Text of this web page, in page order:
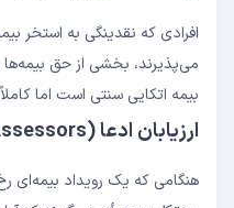
افرادی که نقدینگی به استخر
می‌پذیرند، بخشی از حق
بیمه اتکایی سنتی است اما
ارزیابان ادعا (Claims Assessors)
هنگامی که یک رویداد بیمه‌ای